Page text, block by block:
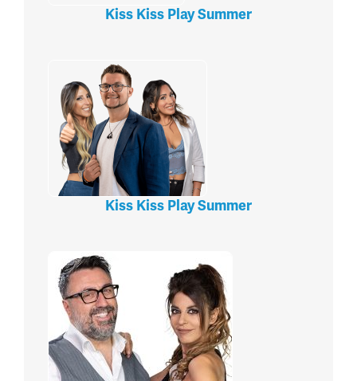
Kiss Kiss Play Summer
Kiss Kiss Play Summer